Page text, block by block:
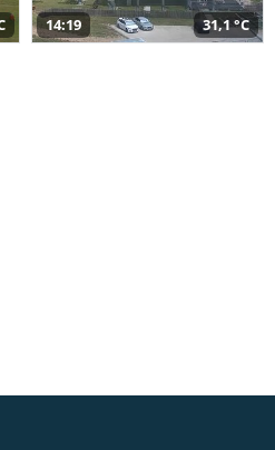
14:19 31,1 °C